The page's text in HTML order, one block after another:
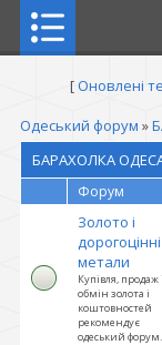
[Оновлені
Одеський форум »
БАРАХОЛКА
Форум
Золото і
дорогоцінні
метали
Купівля, продаж і
обмін золота і
коштовностей
рекомендує
одеський форум.